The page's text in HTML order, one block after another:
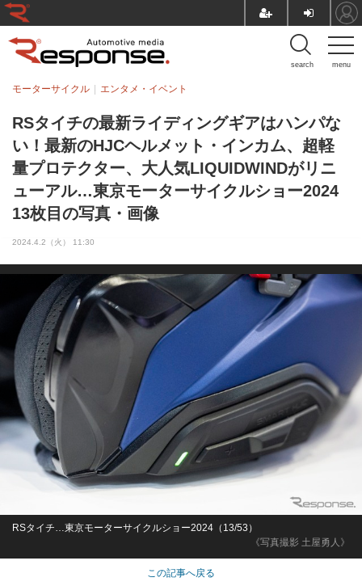
menu
search
RSタイチの最新ライディングギアはハンパな
い！最新のHJCヘルメット・インカム、超軽
量プロテクター、大人気LIQUIDWINDがリニ
ューアル…東京モーターサイクルショー2024
13枚目の写真・画像
モーターサイクル エンタメ・イベント
2024.4.2（火） 11:30
《写真撮影 土屋勇人》
RSタイチ…東京モーターサイクルショー2024（13/53）
この記事へ戻る